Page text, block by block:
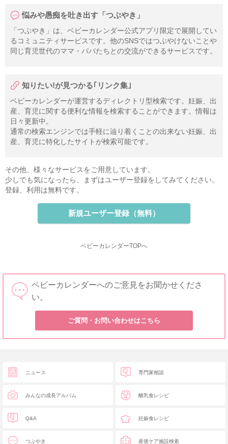
悩みや愚痴を吐き出す「つぶやき」
「つぶやき」は、ベビーカレンダー公式アプリ限定で展開してい
るコミュニティサービスです。他のSNSではつぶやけないことや
同じ育児世代のママ・パパたちとの交流ができるサービスです。
知りたい!が見つかる｢リンク集｣
ベビーカレンダーが運営するディレクトリ型検索です。妊娠、出
産、育児に関する便利な情報を検索することができます。情報は
日々更新中。
通常の検索エンジンでは手軽に辿り着くことの出来ない妊娠、出
産、育児に特化したサイトが検索可能です。
その他、様々なサービスをご用意しています。
少しでも気になったら、まずはユーザー登録をしてみてください。
登録、利用は無料です。
新規ユーザー登録（無料）
ベビーカレンダーTOPへ
ベビーカレンダーへのご意見をお聞かせくださ
い。
ご質問・お問い合わせはこちら
ニュース
みんなの成長アルバム
Q&A
つぶやき
専門家相談
離乳食レシピ
妊娠食レシピ
産後ケア施設検索